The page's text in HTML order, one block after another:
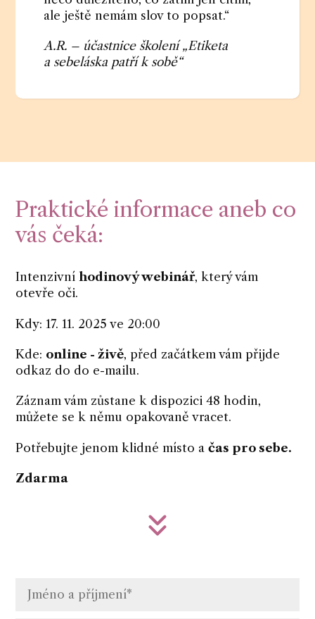
ale ještě nemám slov to popsat.“
A.R. – účastnice školení „Etiketa
a sebeláska patří k sobě“
Praktické informace aneb co
vás čeká:
Intenzivníhodinový webinář, který vám
otevře oči.
Kdy: 17. 11. 2025 ve 20:00
Kde: online - živě, před začátkem vám přijde
odkaz do do e-mailu.
Záznam vám zůstane k dispozici 48 hodin,
můžete se k němu opakovaně vracet.
Potřebujte jenom klidné místo ačas pro sebe.
Zdarma